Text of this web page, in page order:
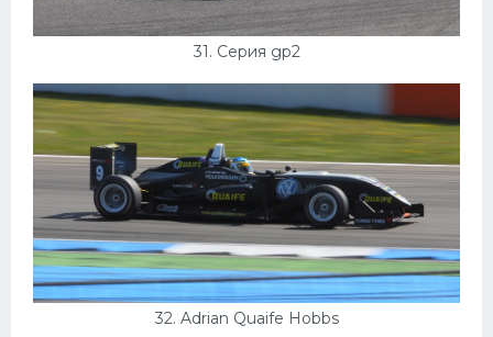
31. Серия gp2
32. Adrian Quaife Hobbs